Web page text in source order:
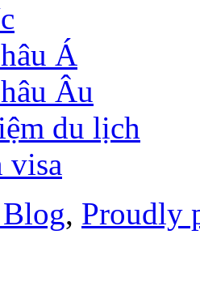
Á
Âu
du lịch
visa
, Proudly